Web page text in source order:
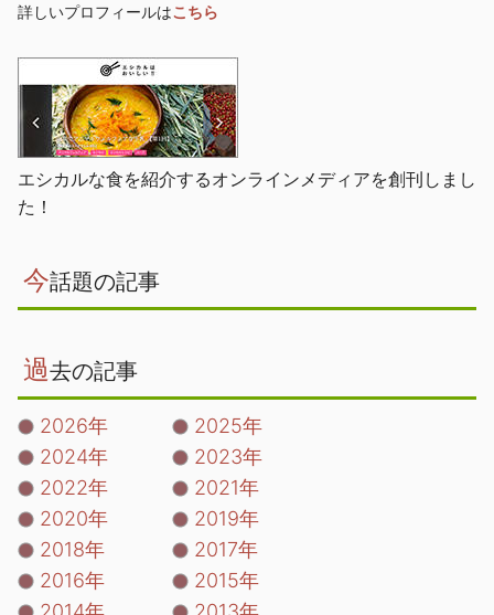
詳しいプロフィールはこちら
エシカルな食を紹介するオンラインメディアを創刊しまし
た！
今話題の記事
過去の記事
2026年
2025年
2024年
2023年
2022年
2021年
2020年
2019年
2018年
2017年
2016年
2015年